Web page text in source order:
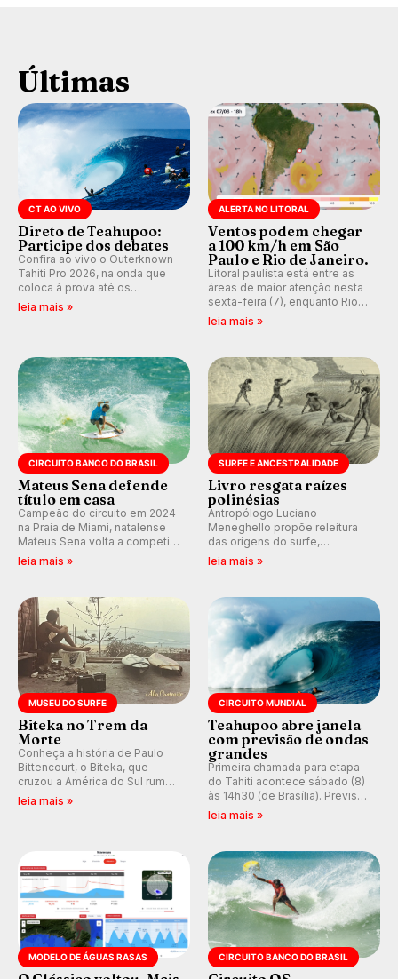
Últimas
CT AO VIVO
Direto de Teahupoo:
Participe dos debates
Confira ao vivo o Outerknown
Tahiti Pro 2026, na onda que
coloca à prova até os
melhores surfistas do mundo.
leia mais »
ALERTA NO LITORAL
Ventos podem chegar
a 100 km/h em São
Paulo e Rio de Janeiro.
Litoral paulista está entre as
áreas de maior atenção nesta
sexta-feira (7), enquanto Rio
de Janeiro também recebe
km/h em Itanhaém.
leia mais »
CIRCUITO BANCO DO BRASIL
Mateus Sena defende
título em casa
Campeão do circuito em 2024
na Praia de Miami, natalense
Mateus Sena volta a competir
em casa em busca de manter a
leia mais »
SURFE E ANCESTRALIDADE
Livro resgata raízes
polinésias
Antropólogo Luciano
Meneghello propõe releitura
das origens do surfe,
resgatando a cultura polinésia
prática em esporte e indústria.
leia mais »
MUSEU DO SURFE
Biteka no Trem da
Morte
Conheça a história de Paulo
Bittencourt, o Biteka, que
cruzou a América do Sul rumo
ao Pacífico em uma jornada
leia mais »
CIRCUITO MUNDIAL
Teahupoo abre janela
com previsão de ondas
grandes
Primeira chamada para etapa
do Tahiti acontece sábado (8)
às 14h30 (de Brasília). Previsão
indica swell consistente.
Kelly Slater convidado.
leia mais »
MODELO DE ÁGUAS RASAS CIRCUITO BANCO DO BRASIL